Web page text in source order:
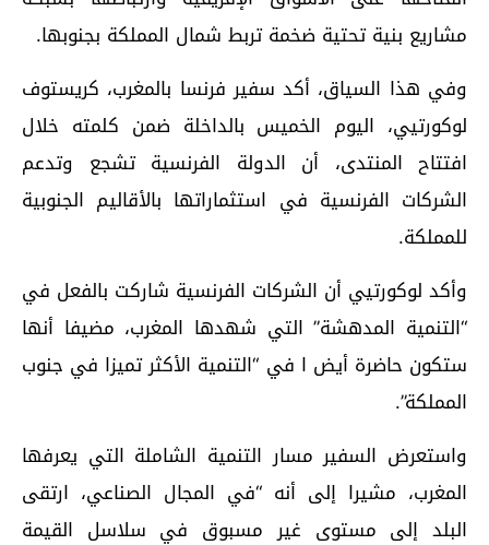
مشاريع بنية تحتية ضخمة تربط شمال المملكة بجنوبها.
وفي هذا السياق، أكد سفير فرنسا بالمغرب، كريستوف
لوكورتيي، اليوم الخميس بالداخلة ضمن كلمته خلال
افتتاح المنتدى، أن الدولة الفرنسية تشجع وتدعم
الشركات الفرنسية في استثماراتها بالأقاليم الجنوبية
للمملكة.
وأكد لوكورتيي أن الشركات الفرنسية شاركت بالفعل في
“التنمية المدهشة” التي شهدها المغرب، مضيفا أنها
ستكون حاضرة أيض ا في “التنمية الأكثر تميزا في جنوب
المملكة”.
واستعرض السفير مسار التنمية الشاملة التي يعرفها
المغرب، مشيرا إلى أنه “في المجال الصناعي، ارتقى
البلد إلى مستوى غير مسبوق في سلاسل القيمة